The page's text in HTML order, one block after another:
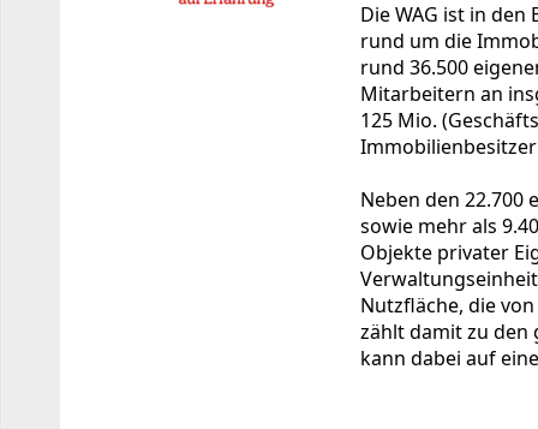
Die WAG ist in
rund um die
rund 36.500
Mitarbeitern an
125 Mio.
Neben den 22.700
sowie mehr als
Objekte privater
Nutzfläche, die
zählt damit zu den
kann dabei auf